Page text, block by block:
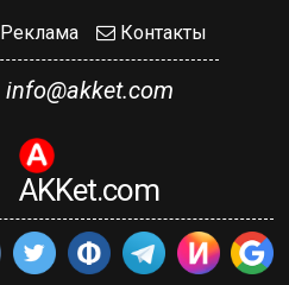
Реклама Контакты
info@akket.com
AKKet.com